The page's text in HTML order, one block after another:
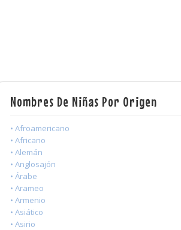
Nombres De Niñas Por Origen
• Afroamericano
• Africano
• Alemán
• Anglosajón
• Árabe
• Arameo
• Armenio
• Asiático
• Asirio